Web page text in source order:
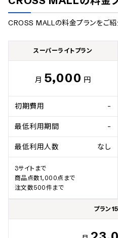
CROSS MALL の料金プランをご紹
スーパーライトプラン
月 5,000 円
初期費用 -
最低利用期間 -
最低利用人数 なし
3サイトまで
商品点数1,000点まで
注文数500件まで
プラン